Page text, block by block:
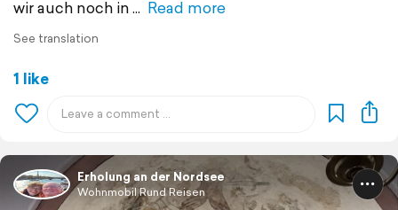
wir auch noch in
Read more
See translation
1 like
Erholung an der Nordsee
Wohnmobil Rund Reisen